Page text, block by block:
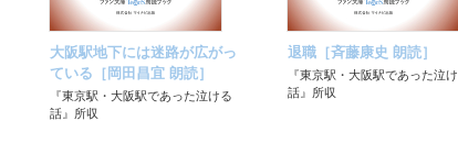
大阪駅地下には迷路が広がっ
ている［岡田昌宜 朗読］
『東京駅・大阪駅であった泣ける
話』所収
退職［斉藤康史 朗読］
『東京駅・大阪駅であった泣
話』所収